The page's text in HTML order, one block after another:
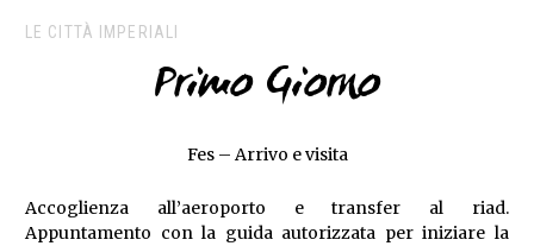
LE CITTÀ IMPERIALI
Primo Giorno
Fes – Arrivo e visita
Accoglienza all’aeroporto e transfer al riad.
Appuntamento con la guida autorizzata per iniziare la